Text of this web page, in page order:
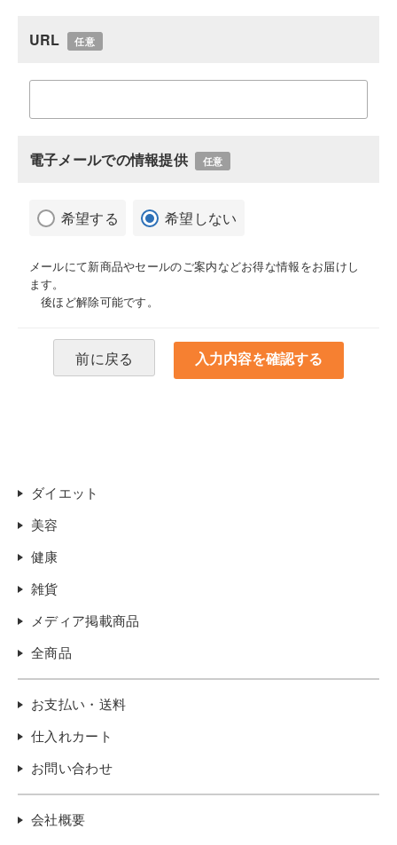
URL 任意
電子メールでの情報提供 任意
希望する 希望しない
メールにて新商品やセールのご案内などお得な情報をお届けし
ます。
後ほど解除可能です。
前に戻る
ダイエット
美容
健康
雑貨
メディア掲載商品
全商品
お支払い・送料
仕入れカート
お問い合わせ
会社概要